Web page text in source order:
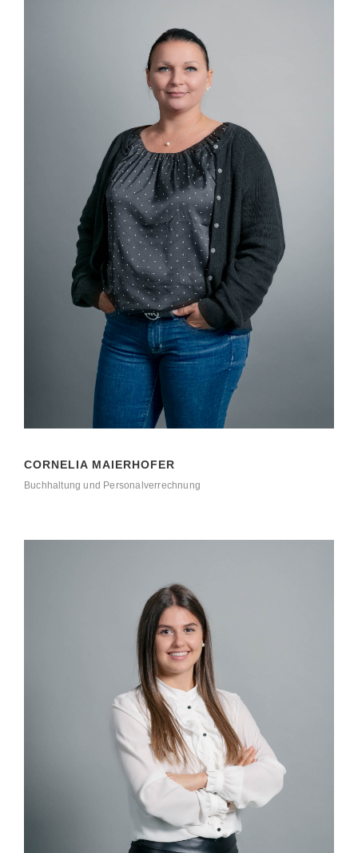
CORNELIA MAIERHOFER
Buchhaltung und Personalverrechnung